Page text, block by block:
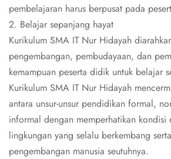
pembelajaran harus berpusat pada
2. Belajar sepanjang hayat
Kurikulum SMA IT Nur Hidayah
pengembangan, pembudayaan, dan
kemampuan peserta didik untuk belajar
Kurikulum SMA IT Nur Hidayah
antara unsur-unsur pendidikan formal,
informal dengan memperhatikan kondisi
lingkungan yang selalu berkembang
pengembangan manusia seutuhnya.